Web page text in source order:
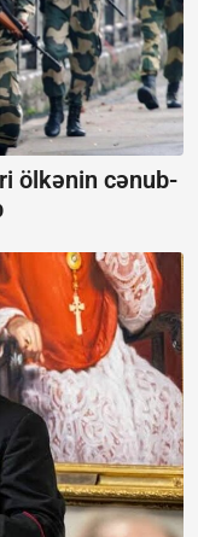
ölkənin cənub-